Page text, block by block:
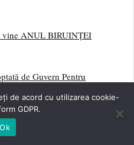
vine ANUL BIRUINȚEI
de Guvern Pentru
politicienilor din România și
singurul stat terorist din
de acord cu utilizarea cookie-
GDPR.
Ok